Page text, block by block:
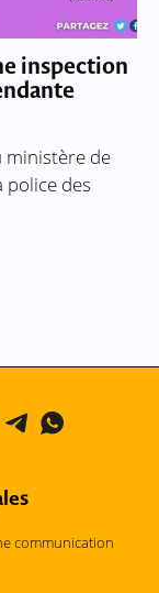
inspection
ministère de
police des
communication